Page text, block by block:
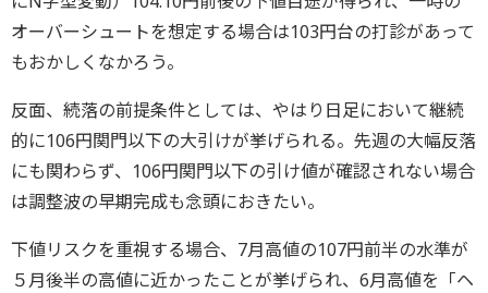
オーバーシュートを想定する場合は103円台の打診があって
もおかしくなかろう。
反面、続落の前提条件としては、やはり日足において継続
的に106円関門以下の大引けが挙げられる。先週の大幅反落
にも関わらず、106円関門以下の引け値が確認されない場合
は調整波の早期完成も念頭におきたい。
下値リスクを重視する場合、7月高値の107円前半の水準が
５月後半の高値に近かったことが挙げられ、6月高値を「ヘ